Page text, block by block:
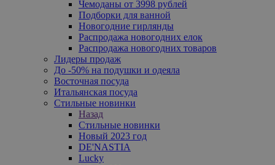
Чемоданы от 3998 рублей
Подборки для ванной
Новогодние гирлянды
Распродажа новогодних елок
Распродажа новогодних товаров
Лидеры продаж
До -50% на подушки и одеяла
Восточная посуда
Итальянская посуда
Стильные новинки
Назад
Стильные новинки
Новый 2023 год
DE'NASTIA
Lucky